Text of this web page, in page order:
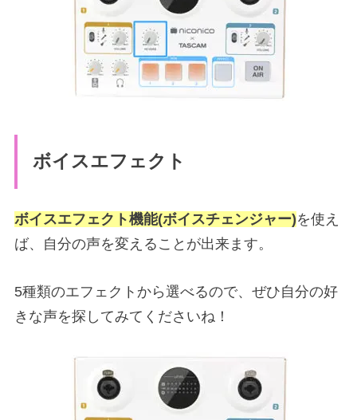
ボイスエフェクト
ボイスエフェクト機能(ボイスチェンジャー)を使え
ば、自分の声を変えることが出来ます。
5種類のエフェクトから選べるので、ぜひ自分の好
きな声を探してみてくださいね！